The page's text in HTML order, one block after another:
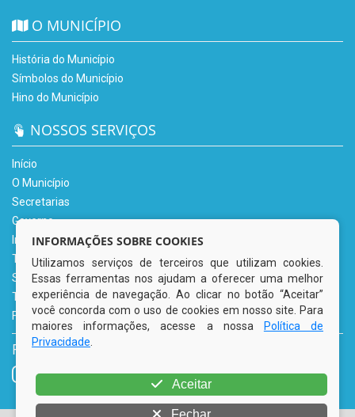
O MUNICÍPIO
História do Município
Símbolos do Município
Hino do Município
NOSSOS SERVIÇOS
Início
O Município
Secretarias
Governo
Informe-se
Transparência
Serviços Digitais
Tributário
Fale Conosco
REDES SOCIAIS
INFORMAÇÕES SOBRE COOKIES
Utilizamos serviços de terceiros que utilizam cookies.
Essas ferramentas nos ajudam a oferecer uma melhor
experiência de navegação. Ao clicar no botão “Aceitar”
você concorda com o uso de cookies em nosso site. Para
maiores informações, acesse a nossa
Política de
Privacidade
Aceitar
Fechar